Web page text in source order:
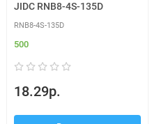
JIDC RNB8-4S-135D
RNB8-4S-135D
500
18.29р.